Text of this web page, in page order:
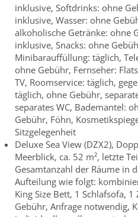
inklusive, Softdrinks: ohne
inklusive, Wasser: ohne
alkoholische Getränke: ohne
inklusive, Snacks: ohne
Minibarauffüllung: täglich,
ohne Gebühr, Fernseher:
TV, Roomservice: täglich,
täglich, ohne Gebühr,
separates WC, Bademantel:
Gebühr, Föhn,
Sitzgelegenheit
Deluxe Sea View (DZX2),
Meerblick, ca. 52 m², letzte
Gesamtanzahl der Räume in
Aufteilung wie folgt:
King Size Bett, 1 Schlafsofa,
Gebühr, Anfrage notwendig,